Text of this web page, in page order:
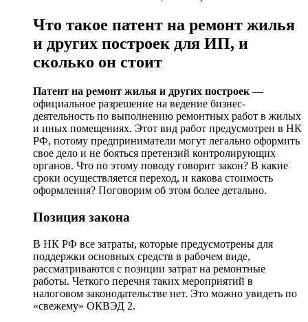
Что такое патент на ремонт жилья
и других построек для ИП, и
сколько он стоит
Патент на ремонт жилья и других построек —
официальное разрешение на ведение бизнес-
деятельность по выполнению ремонтных работ в жилых
и иных помещениях. Этот вид работ предусмотрен в НК
РФ, потому предприниматели могут легально оформить
свое дело и не бояться претензий контролирующих
органов. Что по этому поводу говорит закон? В какие
сроки осуществляется переход, и какова стоимость
оформления? Поговорим об этом более детально.
Позиция закона
В НК РФ все затраты, которые предусмотрены для
поддержки основных средств в рабочем виде,
рассматриваются с позиции затрат на ремонтные
работы. Четкого перечня таких мероприятий в
налоговом законодательстве нет. Это можно увидеть по
«свежему» ОКВЭД 2.